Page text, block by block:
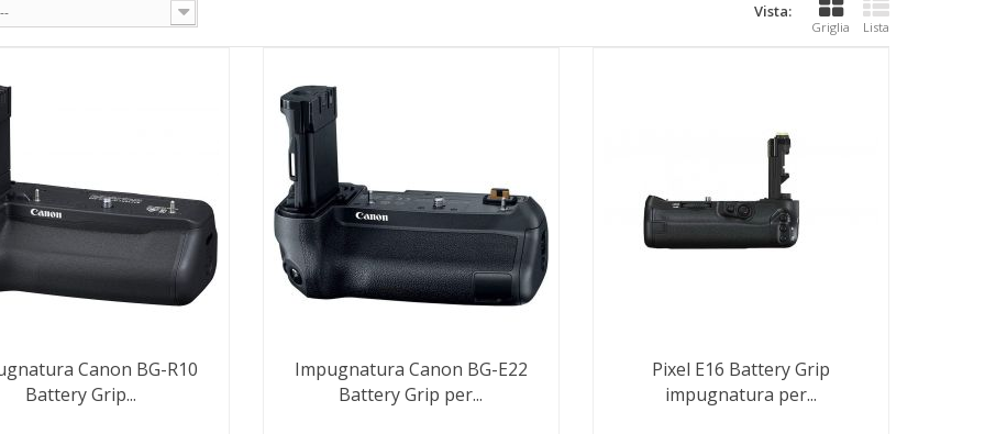
Vista:
Griglia Lista
--
Canon BG-R10
Battery Grip...
Impugnatura Canon BG-E22
Battery Grip per...
Pixel E16 Battery Grip
impugnatura per...